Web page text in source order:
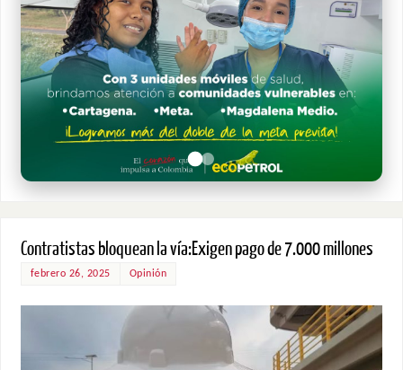
Contratistas bloquean la vía:Exigen pago de 7.000 millones
febrero 26, 2025 Opinión